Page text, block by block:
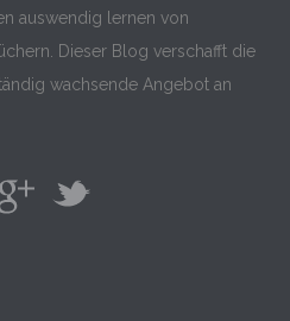
auswendig lernen von
Dieser Blog verschafft die
wachsende Angebot an